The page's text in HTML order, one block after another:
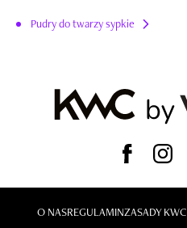
Pudry do twarzy sypkie
O NASREGULAMINZASADY KWC